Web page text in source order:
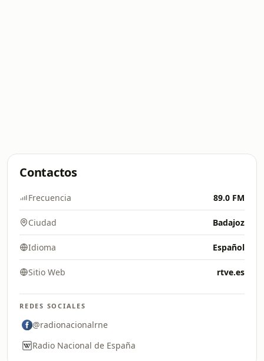
Contactos
Frecuencia 89.0 FM
Ciudad Badajoz
Idioma Español
Sitio Web rtve.es
REDES SOCIALES
@radionacionalrne
Radio Nacional de España